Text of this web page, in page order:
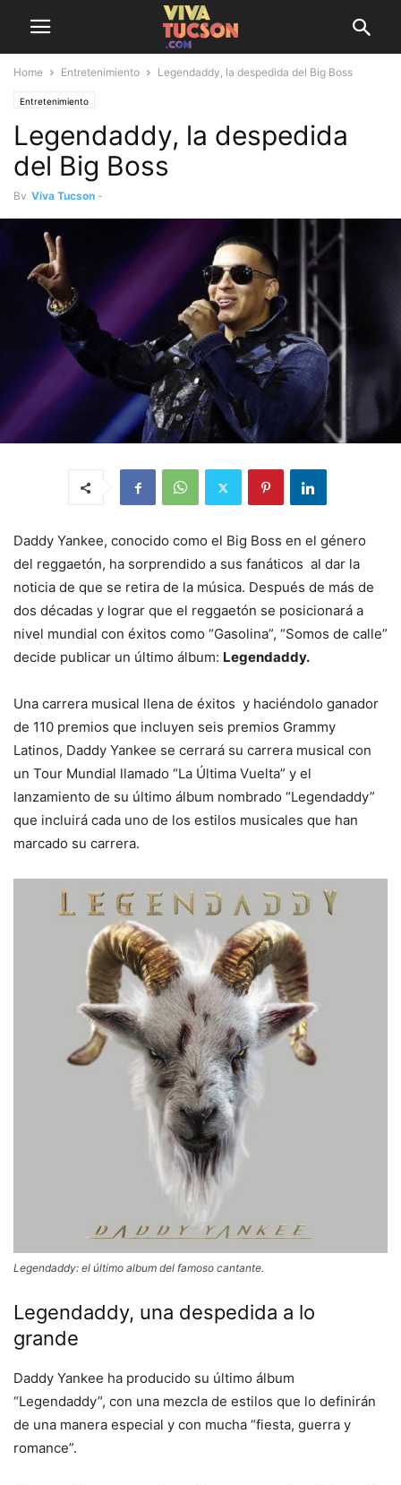
Home Entretenimiento Legendaddy, la despedida del Big Boss
Entretenimiento
Legendaddy, la despedida
del Big Boss
By Viva Tucson -
Daddy Yankee, conocido como el Big Boss en el género
del reggaetón, ha sorprendido a sus fanáticos al dar la
noticia de que se retira de la música. Después de más de
dos décadas y lograr que el reggaetón se posicionará a
nivel mundial con éxitos como “Gasolina”, “Somos de calle”
decide publicar un último álbum: Legendaddy.
Una carrera musical llena de éxitos y haciéndolo ganador
de 110 premios que incluyen seis premios Grammy
Latinos, Daddy Yankee se cerrará su carrera musical con
un Tour Mundial llamado “La Última Vuelta” y el
lanzamiento de su último álbum nombrado “Legendaddy”
que incluirá cada uno de los estilos musicales que han
marcado su carrera.
Legendaddy: el último album del famoso cantante.
Legendaddy, una despedida a lo
grande
Daddy Yankee ha producido su último álbum
“Legendaddy”, con una mezcla de estilos que lo definirán
de una manera especial y con mucha “fiesta, guerra y
romance”.